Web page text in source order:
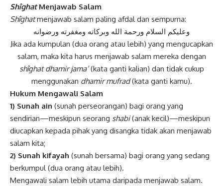
ShîghatMenjawab Salam
Shîghatmenjawab salam paling afdal dan sempurna:
وعليكم السلام ورحمة الله وبركاته ومغفرته ورضوانه
Jika ada kumpulan (dua orang atau lebih) yang mengucapkan
salam, maka kita harus menjawab salam mereka dengan
shîghat dhamir jama’(kata ganti kalian) dan tidak cukup
menggunakan dhamir mufrad(kata ganti kamu).
Hukum Mengawali Salam
1) Sunah ain (sunah perseorangan) bagi orang yang
sendirian—meskipun seorang shabi(anak kecil)—meskipun
diucapkan kepada pihak yang disangka tidak akan menjawab
salam kita;
2) Sunah kifayah (sunah bersama) bagi orang yang sedang
berkumpul (dua orang atau lebih).
Mengawali salam lebih utama daripada menjawab salam.